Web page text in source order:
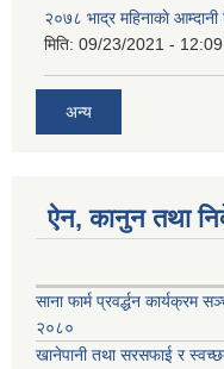
२०७८ भाद्र महिनाकाे आम्दानी
मिति: 09/23/2021 - 12:09
अन्य
ऐन, कानुन तथा
साना फार्म प्रवर्द्धन कार्यक्रम
२०८०
खानेपानी तथा सरसफाई र